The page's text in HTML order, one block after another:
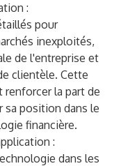
:
pour
inexploités,
de l'entreprise et
clientèle. Cette
renforcer la part de
sa position dans le
financière.
:
dans les